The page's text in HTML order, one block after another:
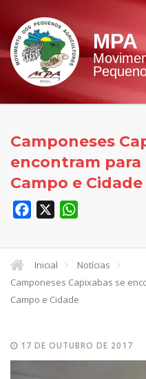
MPA
Camponeses
encontram
Campo e Cidade
Facebook
Inicial
Notícias
Camponeses Capixabas se
Campo e Cidade
17 DE OUTUBRO DE 2017